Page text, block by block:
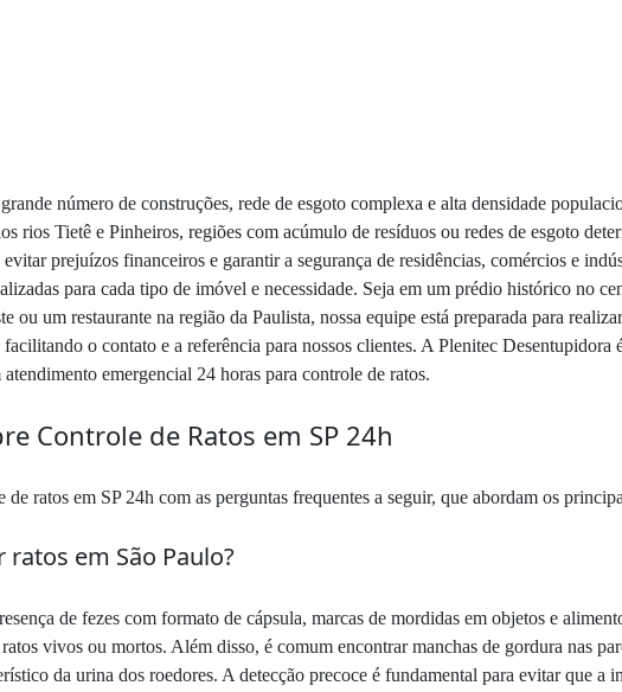
número de construções, rede de esgoto complexa e alta densidade
rios Tietê e Pinheiros, regiões com acúmulo de resíduos ou redes de esgoto
prejuízos financeiros e garantir a segurança de residências, comércios e
para cada tipo de imóvel e necessidade. Seja em um prédio histórico no
um restaurante na região da Paulista, nossa equipe está preparada para
o contato e a referência para nossos clientes. A Plenitec Desentupidora
emergencial 24 horas para controle de ratos.
Controle de Ratos em SP 24h
ratos em SP 24h com as perguntas frequentes a seguir, que abordam os
em São Paulo?
de fezes com formato de cápsula, marcas de mordidas em objetos e
vivos ou mortos. Além disso, é comum encontrar manchas de gordura nas
da urina dos roedores. A detecção precoce é fundamental para evitar que a